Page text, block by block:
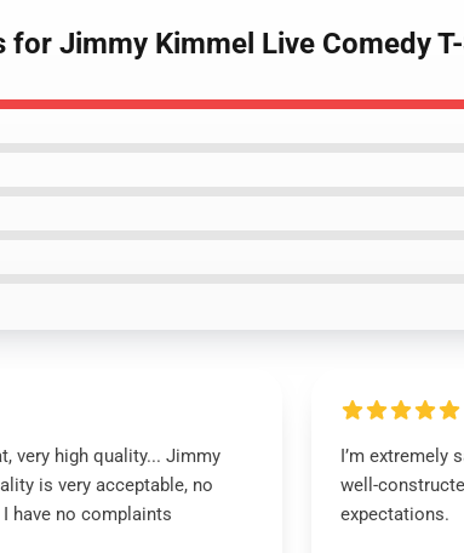
for Jimmy Kimmel Live Comedy
very high quality... Jimmy
is very acceptable, no
have no complaints
I’m extremely
well-
expectations.